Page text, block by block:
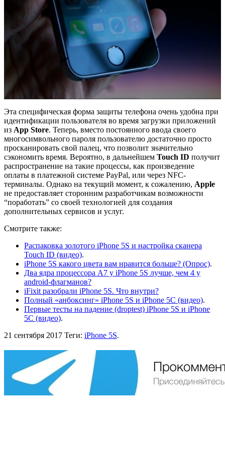
Эта специфическая форма защиты телефона очень удобна при
идентификации пользователя во время загрузки приложений
из App Store. Теперь, вместо постоянного ввода своего
многосимвольного пароля пользователю достаточно просто
просканировать свой палец, что позволит значительно
сэкономить время. Вероятно, в дальнейшем Touch ID получит
распространение на такие процессы, как произведение
оплаты в платежной системе PayPal, или через NFC-
терминалы. Однако на текущий момент, к сожалению, Apple
не предоставляет сторонним разработчикам возможности
“поработать” со своей технологией для создания
дополнительных сервисов и услуг.
Смотрите также:
Распаковка золотого iPhone 5S и настройка сканера
Touch ID (видео).
iPhone 5S какого цвета вам нравится больше? (Опрос).
Два ядра процессора A7 у iPhone 5S лучше, чем 4 у
android-флагманов?
iFixit разобрали iPhone 5S. Что внутри?
Полный «анбоксинг» iPhone 5S и iPhone 5C (видео).
Первые тесты на падение (droptest) iPhone 5S и iPhone
5C (видео).
21 сентября 2017 Теги: iPhone 5S.